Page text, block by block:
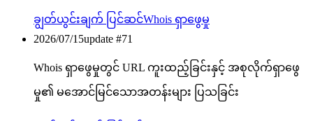
ချွတ်ယွင်းချက် ပြင်ဆင်Whois ရှာဖွေမှု
2026/07/15update #71
Whois ရှာဖွေမှုတွင် URL ကူးထည့်ခြင်းနှင့် အစုလိုက်ရှာဖွေ
မှု၏ မအောင်မြင်သောအတန်းများ ပြသခြင်း